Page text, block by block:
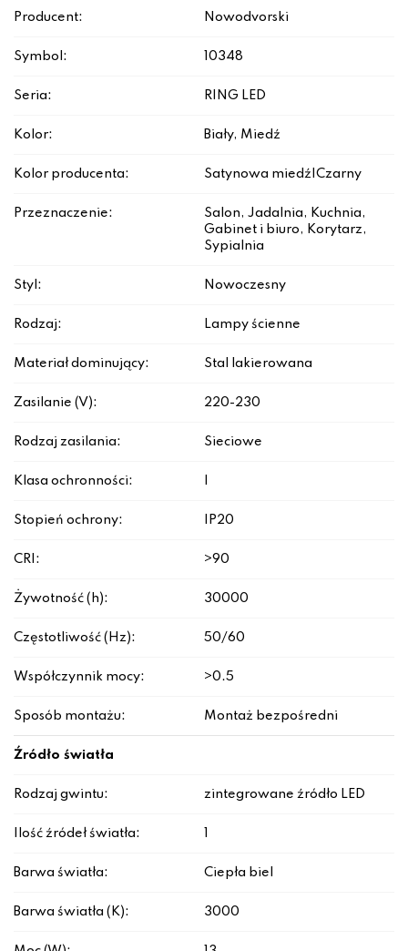
Producent: Nowodvorski
Symbol: 10348
Seria: RING LED
Kolor: Biały, Miedź
Kolor producenta: Satynowa miedź|Czarny
Przeznaczenie:
Salon, Jadalnia, Kuchnia,
Gabinet i biuro, Korytarz,
Sypialnia
Styl: Nowoczesny
Rodzaj: Lampy ścienne
Materiał dominujący: Stal lakierowana
Zasilanie (V): 220-230
Rodzaj zasilania: Sieciowe
Klasa ochronności:
Stopień ochrony: IP20
CRI: >90
Żywotność (h): 30000
Częstotliwość (Hz): 50/60
Współczynnik mocy: >0.5
Sposób montażu: Montaż bezpośredni
Źródło światła
Rodzaj gwintu: zintegrowane źródło LED
Ilość źródeł światła:
Barwa światła: Ciepła biel
Barwa światła (K): 3000